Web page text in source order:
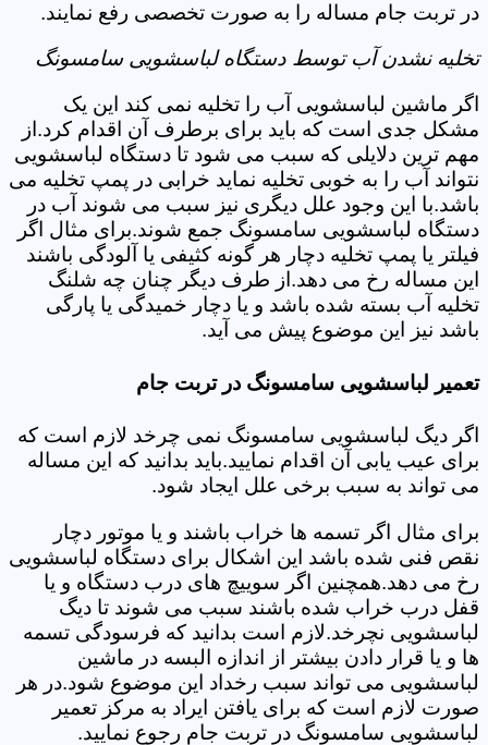
در تربت جام مساله را به صورت تخصصی رفع نمایند.
تخلیه نشدن آب توسط دستگاه لباسشویی سامسونگ
اگر ماشین لباسشویی آب را تخلیه نمی کند این یک
مشکل جدی است که باید برای برطرف آن اقدام کرد.از
مهم ترین دلایلی که سبب می شود تا دستگاه لباسشویی
نتواند آب را به خوبی تخلیه نماید خرابی در پمپ تخلیه می
باشد.با این وجود علل دیگری نیز سبب می شوند آب در
دستگاه لباسشویی سامسونگ جمع شوند.برای مثال اگر
فیلتر یا پمپ تخلیه دچار هر گونه کثیفی یا آلودگی باشند
این مساله رخ می دهد.از طرف دیگر چنان چه شلنگ
تخلیه آب بسته شده باشد و یا دچار خمیدگی یا پارگی
باشد نیز این موضوع پیش می آید.
تعمیر لباسشویی سامسونگ در تربت جام
اگر دیگ لباسشویی سامسونگ نمی چرخد لازم است که
برای عیب یابی آن اقدام نمایید.باید بدانید که این مساله
می تواند به سبب برخی علل ایجاد شود.
برای مثال اگر تسمه ها خراب باشند و یا موتور دچار
نقص فنی شده باشد این اشکال برای دستگاه لباسشویی
رخ می دهد.همچنین اگر سوییچ های درب دستگاه و یا
قفل درب خراب شده باشند سبب می شوند تا دیگ
لباسشویی نچرخد.لازم است بدانید که فرسودگی تسمه
ها و یا قرار دادن بیشتر از اندازه البسه در ماشین
لباسشویی می تواند سبب رخداد این موضوع شود.در هر
صورت لازم است که برای یافتن ایراد به مرکز تعمیر
لباسشویی سامسونگ در تربت جام رجوع نمایید.